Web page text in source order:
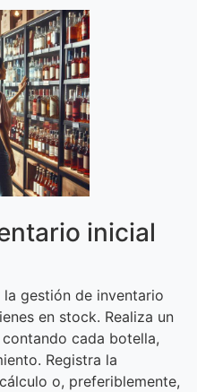
inicial
gestión de inventario
en stock. Realiza un
cada botella,
Registra la
o, preferiblemente,